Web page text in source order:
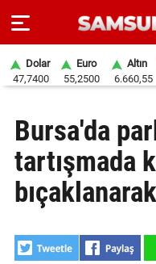
SAYFA
SAMSUN
HABER
GÜNDEM
Dolar
47,7400
Euro
55,2500
Altın
6.660,55
Bursa'da
tartışmada